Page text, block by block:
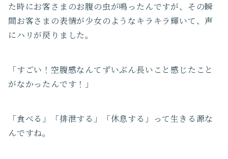
た時にお客さまのお腹の虫が鳴ったんですが、その瞬
間お客さまの表情が少女のようなキラキラ輝いて、声
にハリが戻りました。
「すごい！空腹感なんてずいぶん長いこと感じたこと
がなかったんです！」
「食べる」「排泄する」「休息する」って生きる源な
んですね。